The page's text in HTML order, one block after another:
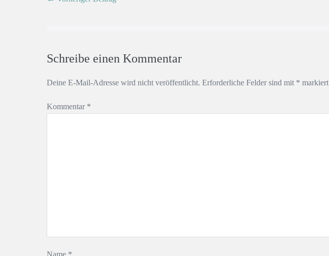
Schreibe einen Kommentar
Deine E-Mail-Adresse wird nicht veröffentlicht. Erforderliche Felder sind mit * markiert
Kommentar *